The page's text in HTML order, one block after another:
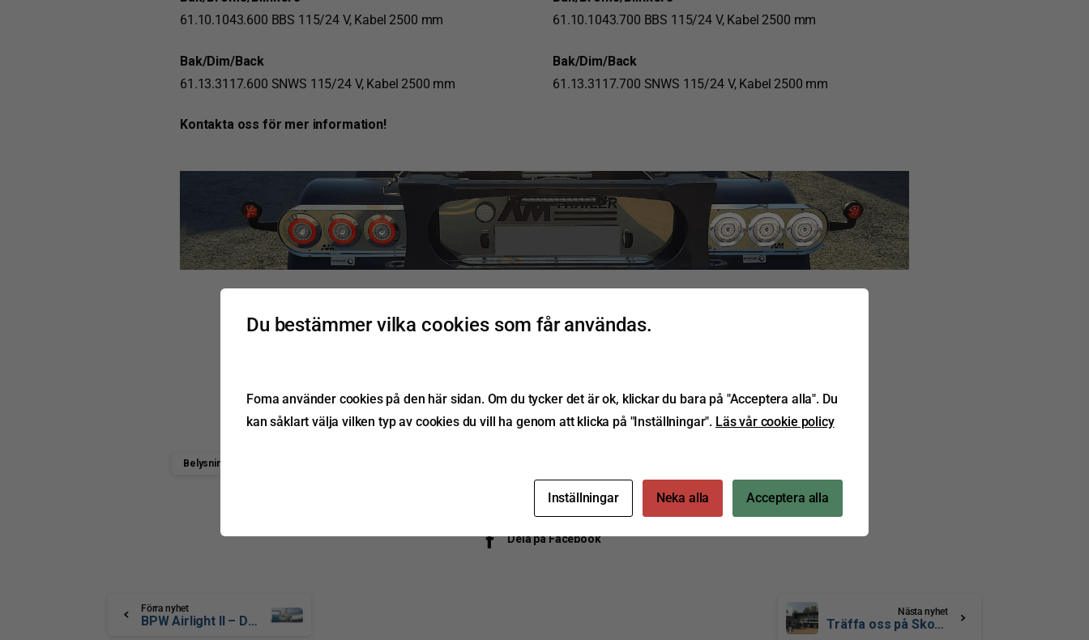
61.10.1043.600 BBS 115/24 V, Kabel 2500 mm
Bak/Dim/Back
61.13.3117.600 SNWS 115/24 V, Kabel 2500 mm
Kontakta oss för mer information!
61.10.1043.700 BBS 115/24 V, Kabel 2500 mm
Bak/Dim/Back
61.13.3117.700 SNWS 115/24 V, Kabel 2500 mm
Kontakta oss Ladda ner PDF
Belysningssystem
Dela på Facebook
Förra nyhet
BPW Airlight ll – Den intelligenta lösningen för dina behov
Nästa nyhet
Träffa oss på Skogsmaskindagarna i Karlskoga
Du bestämmer vilka cookies som får användas.
Foma använder cookies på den här sidan. Om du tycker det är ok, klickar du bara på "Acceptera alla". Du
kan såklart välja vilken typ av cookies du vill ha genom att klicka på "Inställningar". Läs vår cookie policy
Inställningar Neka alla Acceptera alla